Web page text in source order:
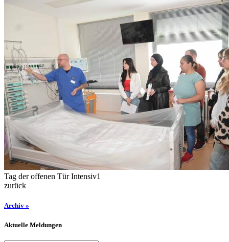
Tag der offenen Tür Intensiv1
zurück
Archiv »
Aktuelle Meldungen